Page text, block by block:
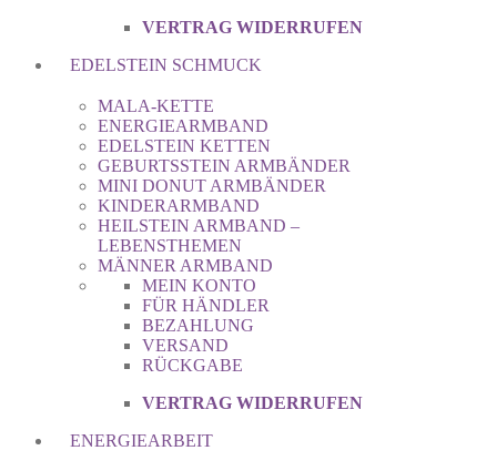
VERTRAG WIDERRUFEN
EDELSTEIN SCHMUCK
MALA-KETTE
ENERGIEARMBAND
EDELSTEIN KETTEN
GEBURTSSTEIN ARMBÄNDER
MINI DONUT ARMBÄNDER
KINDERARMBAND
HEILSTEIN ARMBAND –
LEBENSTHEMEN
MÄNNER ARMBAND
MEIN KONTO
FÜR HÄNDLER
BEZAHLUNG
VERSAND
RÜCKGABE
VERTRAG WIDERRUFEN
ENERGIEARBEIT